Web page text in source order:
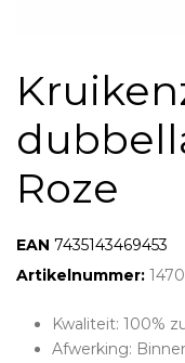
Roze
EAN: 7435143469453
Artikelnummer:
Kwaliteit: 100%
Afwerking: